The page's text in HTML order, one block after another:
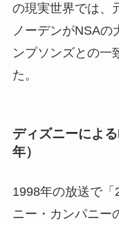
の現実世界では、
ノーデンがNSA
ンプソンズとの一
た。
ディズニーによ
年）
1998年の放送で
ニー・カンパニー